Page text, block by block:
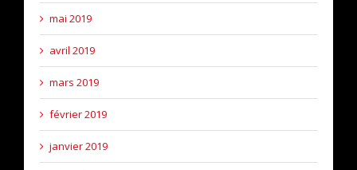
mai 2019
avril 2019
mars 2019
février 2019
janvier 2019